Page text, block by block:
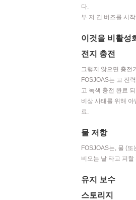
다.
부 저 긴 버즈를 시
이것을 비활성
전지 충전
그렇지 않으면 충전
FOSJOAS는 고 전
고 녹색 충전 완료
비상 사태를 위해
료.
물 저항
FOSJOAS는, 물 (
비오는 날 타고 피할
유지 보수
스토리지